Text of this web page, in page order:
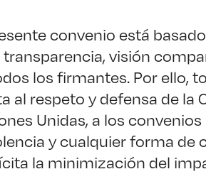
convenio está
transparencia, visión
los firmantes. Por ello,
al respeto y defensa de la
Unidas, a los
y cualquier forma de
la minimización del